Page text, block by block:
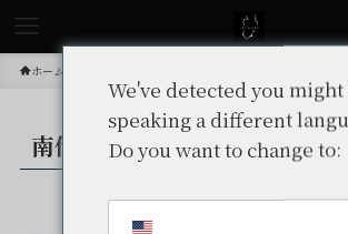
ホーム
南伊豆町 – tax –
We've detected you might
speaking a different
Do you want to change to: